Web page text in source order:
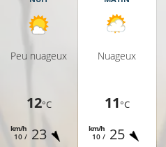
Peu nuageux
12°C
10 /
km/h 23
Nuageux
11°C
10 /
km/h 25